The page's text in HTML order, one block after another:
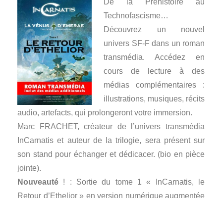
De la Préhistoire au
Technofascisme…
Découvrez un nouvel
univers SF-F dans un roman
transmédia. Accédez en
cours de lecture à des
médias complémentaires :
illustrations, musiques, récits
audio, artefacts, qui prolongeront votre immersion.
Marc FRACHET, créateur de l’univers transmédia
InCarnatis et auteur de la trilogie, sera présent sur
son stand pour échanger et dédicacer. (bio en pièce
jointe).
Nouveauté ! : Sortie du tome 1 « InCarnatis, le
Retour d’Ethelior » en version numérique augmentée